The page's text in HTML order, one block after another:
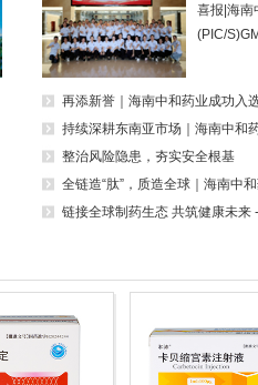
喜报|海南
(PIC/
再添新誉｜海南中和药业成功入
持续深耕东南亚市场｜海南中和
整治风险隐患，夯实安全根基
全链造“肽”，质造全球｜海南中
链接全球制药生态 共筑健康未来